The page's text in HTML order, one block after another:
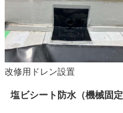
改修用ドレン設置
塩ビシート防水（機械固定